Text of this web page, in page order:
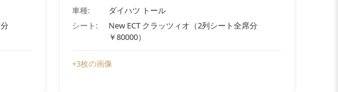
車種:
ダイハツ トール
シート:
New ECT クラッツィオ（2列シート全席分
￥80000）
+3枚の画像